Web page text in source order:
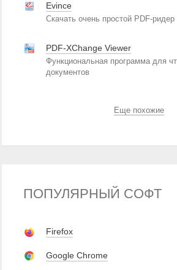
Evince
Скачать очень простой PDF-ридер
PDF-XChange Viewer
Функциональная программа для
документов
Еще похожие
ПОПУЛЯРНЫЙ СОФТ
Firefox
Google Chrome